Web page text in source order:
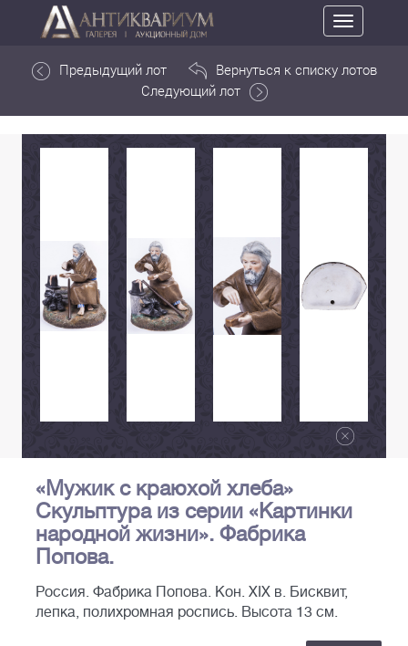
Toggle
navigation
Предыдущий лот
Вернуться к списку лотов
Следующий лот
«Мужик с краюхой хлеба»
Скульптура из серии «Картинки
народной жизни». Фабрика
Попова.
Россия. Фабрика Попова. Кон. XIX в. Бисквит,
лепка, полихромная роспись. Высота 13 см.